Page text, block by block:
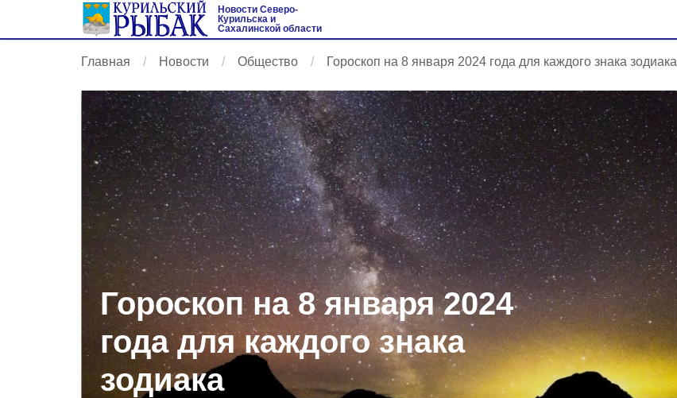
Новости Северо-
Курильска и
Сахалинской области
Главная Новости Общество Гороскоп на 8 января 2024 года для каждого знака зодиака
Гороскоп на 8 января 2024
года для каждого знака
зодиака